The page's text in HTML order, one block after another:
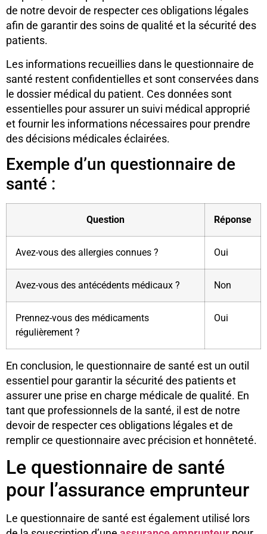
de notre devoir de respecter ces obligations légales
afin de garantir des soins de qualité et la sécurité des
patients.
Les informations recueillies dans le questionnaire de
santé restent confidentielles et sont conservées dans
le dossier médical du patient. Ces données sont
essentielles pour assurer un suivi médical approprié
et fournir les informations nécessaires pour prendre
des décisions médicales éclairées.
Exemple d’un questionnaire de
santé :
Question Réponse
Avez-vous des allergies connues ? Oui
Avez-vous des antécédents médicaux ? Non
Prennez-vous des médicaments
régulièrement ?
Oui
En conclusion, le questionnaire de santé est un outil
essentiel pour garantir la sécurité des patients et
assurer une prise en charge médicale de qualité. En
tant que professionnels de la santé, il est de notre
devoir de respecter ces obligations légales et de
remplir ce questionnaire avec précision et honnêteté.
Le questionnaire de santé
pour l’assurance emprunteur
Le questionnaire de santé est également utilisé lors